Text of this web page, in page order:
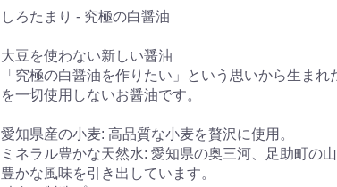
しろたまり - 究極の白醤油
大豆を使わない新しい醤油
「究極の白醤油を作りたい」という思いから生まれ
を一切使用しないお醤油です。
愛知県産の小麦: 高品質な小麦を贅沢に使用。
ミネラル豊かな天然水: 愛知県の奥三河、足助町の
豊かな風味を引き出しています。